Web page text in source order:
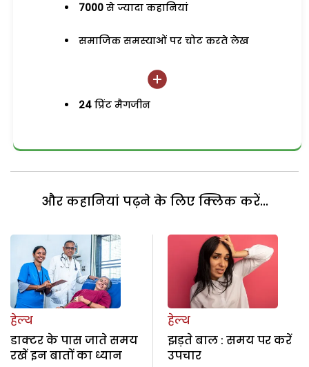
7000 से ज्यादा कहानियां
समाजिक समस्याओं पर चोट करते लेख
24 प्रिंट मैगजीन
और कहानियां पढ़ने के लिए क्लिक करें...
हेल्थ
डाक्टर के पास जाते समय
रखें इन बातों का ध्यान
हेल्थ
झड़ते बाल : समय पर करें
उपचार